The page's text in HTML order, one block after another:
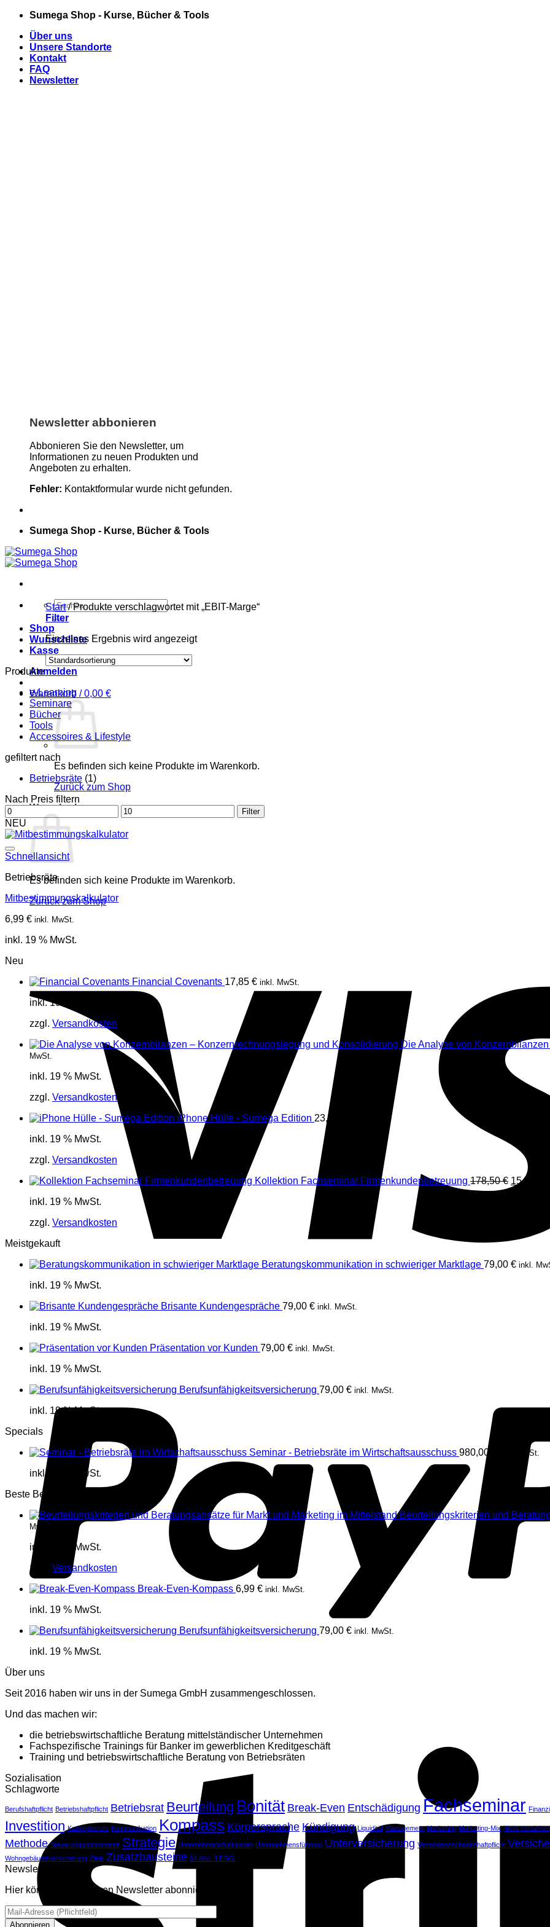
Zum
springen
Sumega Shop - Kurse, Bücher & Tools
Über uns
Unsere Standorte
Kontakt
FAQ
Newsletter
Newsletter abbonieren
Abbonieren Sie den Newsletter, um
Informationen zu neuen Produkten und
Angeboten zu erhalten.
Fehler: Kontaktformular wurde nicht gefunden.
Sumega Shop - Kurse, Bücher & Tools
Suchen
nach:
Shop
Wunschliste
Kasse
Anmelden
Warenkorb /0,00 €
Es befinden sich keine Produkte im Warenkorb.
Zurück zum Shop
Warenkorb
Es befinden sich keine Produkte im Warenkorb.
Zurück zum Shop
Start /Produkte verschlagwortet mit „EBIT-Marge“
Filter
Einzelnes Ergebnis wird angezeigt
Produkte
e-Learning
Seminare
Bücher
Tools
Accessoires & Lifestyle
gefiltert nach
Betriebsräte (1)
Nach Preis filtern
Min.
Preis
Max.
Preis
Filter
NEU
Schnellansicht
Betriebsräte
Mitbestimmungskalkulator
6,99 € inkl. MwSt.
inkl. 19 % MwSt.
Neu
Financial Covenants 17,85 € inkl. MwSt.
inkl. 19 % MwSt.
zzgl. Versandkosten
Die Analyse von
MwSt.
inkl. 19 % MwSt.
zzgl. Versandkosten
iPhone Hülle - Sumega Edition 23,00
inkl. 19 % MwSt.
zzgl. Versandkosten
Kollektion Fachseminar Firmenkundenbetreuung 178,50€
Preis
154,70
inkl. 19 % MwSt.
zzgl. Versandkosten
Meistgekauft
Beratungskommunikation in schwieriger Marktlage 79,00 € inkl.
inkl. 19 % MwSt.
Brisante Kundengespräche 79,00 € inkl. MwSt.
inkl. 19 % MwSt.
Präsentation vor Kunden 79,00 € inkl. MwSt.
inkl. 19 % MwSt.
Berufsunfähigkeitsversicherung 79,00 € inkl. MwSt.
inkl. 19 % MwSt.
Specials
Seminar - Betriebsräte im Wirtschaftsausschuss 980,00 inkl. MwSt.
inkl. 19 % MwSt.
Beste Bewertung
Beurteilungskriterien und
MwSt.
inkl. 19 % MwSt.
zzgl. Versandkosten
Break-Even-Kompass 6,99 € inkl. MwSt.
inkl. 19 % MwSt.
Berufsunfähigkeitsversicherung 79,00 € inkl. MwSt.
inkl. 19 % MwSt.
Über uns
Seit 2016 haben wir uns in der Sumega GmbH zusammengeschlossen.
Und das machen wir:
die betriebswirtschaftliche Beratung mittelständischer Unternehmen
Fachspezifische Trainings für Banker im gewerblichen Kreditgeschäft
Training und betriebswirtschaftliche Beratung von Betriebsräten
Sozialisation
Schlagworte
Berufshaftpflicht Betriebshaftpflicht Betriebsrat Beurteilung Bonität Break-Even Entschädigung Fachseminar
Investition Katalogberufe Kommunikation Kompass Körpersprache Kündigung Liquidität Management Marketing Marketing-Mix Nicht
Methode Steuerungsinstrumente Strategie Unternehmensfunktionen Unternehmensführung Unterversicherung Vermögensschadenhaftpflicht
Wohngebäudeversicherung Ziele Zusatzbausteine §4 Abs. 3 EStG
Newsletter
Hier können Sie unseren Newsletter abonnieren.